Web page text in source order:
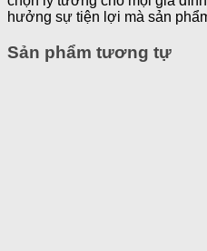
hưởng sự tiện lợi mà sản
Sản phẩm tương tự